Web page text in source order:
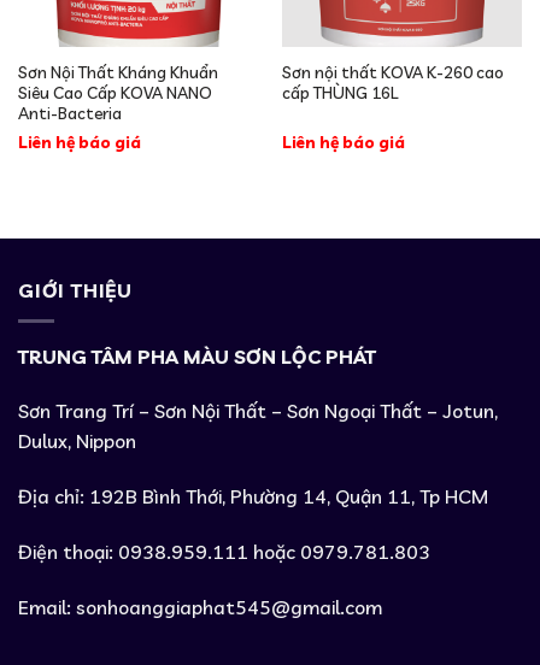
Sơn Nội Thất Kháng Khuẩn
Siêu Cao Cấp KOVA NANO
Anti-Bacteria
Liên hệ báo giá
Sơn nội thất KOVA K-260 cao
cấp THÙNG 16L
Liên hệ báo giá
GIỚI THIỆU
TRUNG TÂM PHA MÀU SƠN LỘC PHÁT
Sơn Trang Trí – Sơn Nội Thất – Sơn Ngoại Thất – Jotun,
Dulux, Nippon
Địa chỉ: 192B Bình Thới, Phường 14, Quận 11, Tp HCM
Điện thoại: 0938.959.111 hoặc 0979.781.803
Email: sonhoanggiaphat545@gmail.com